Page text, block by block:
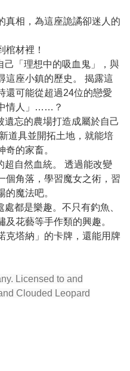
真相，為這座詭譎卻迷人的
棺材裡！
己「理想中的吸血鬼」，與
這座小鎮的歷史。 揭露這
還可能從超過24位的戀愛
情人」……？
忘的農場打造成屬於自己
道具並開拓土地，就能培
的家畜。
超自然血統。 透過能改變
個角落，學習魔女之術，習
魔法吧。
都是樂趣。不只有釣魚、
花藝等手作類的興趣。
克塔納」的卡牌，還能用牌
Licensed to and
Clouded Leopard